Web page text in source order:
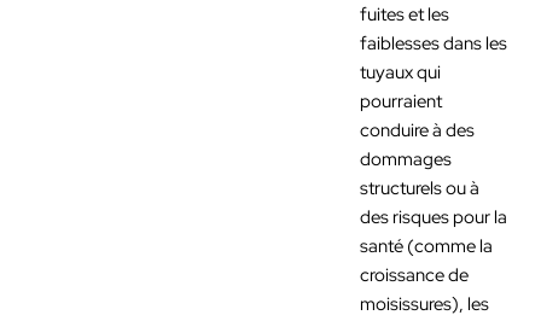
fuites et les
faiblesses dans les
tuyaux qui
pourraient
conduire à des
dommages
structurels ou à
des risques pour la
santé (comme la
croissance de
moisissures), les